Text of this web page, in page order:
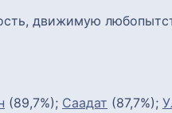
движимую
(89,7%); Саадат (87,7%);